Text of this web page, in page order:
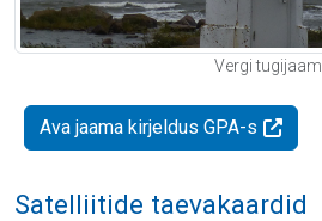
Vergi tugijaam
Ava jaama kirjeldus GPA-s
Satelliitide taevakaardid